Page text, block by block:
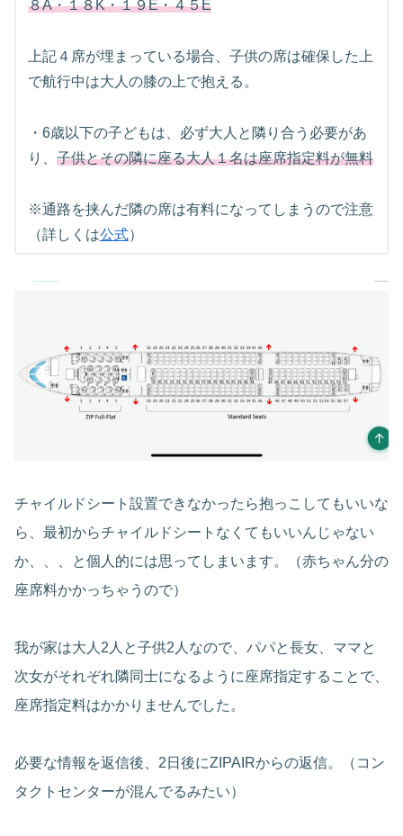
８A・１８K・１９E・４５E
上記４席が埋まっている場合、子供の席は確保した上
で航行中は大人の膝の上で抱える。
・6歳以下の子どもは、必ず大人と隣り合う必要があ
り、 子供とその隣に座る大人１名は座席指定料が無料
※通路を挟んだ隣の席は有料になってしまうので注意
（詳しくは公式）
チャイルドシート設置できなかったら抱っこしてもいいな
ら、最初からチャイルドシートなくてもいいんじゃない
か、、、と個人的には思ってしまいます。（赤ちゃん分の
座席料かかっちゃうので）
我が家は大人2人と子供2人なので、パパと長女、ママと
次女がそれぞれ隣同士になるように座席指定することで、
座席指定料はかかりませんでした。
必要な情報を返信後、2日後にZIPAIRからの返信。（コン
タクトセンターが混んでるみたい）